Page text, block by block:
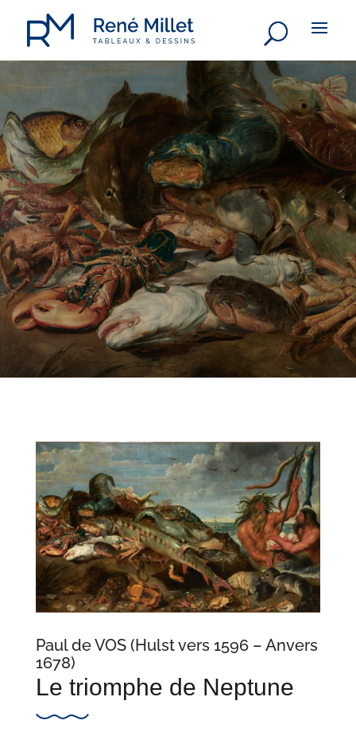
Paul de VOS (Hulst vers 1596 – Anvers
1678)
Le triomphe de Neptune